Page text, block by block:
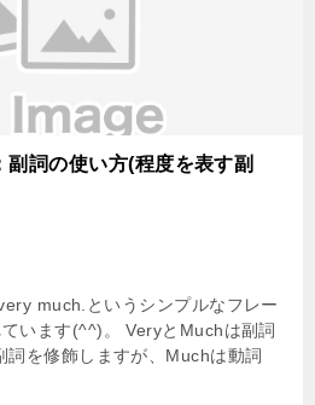
詞の使い方(程度を表す副
much.というシンプルなフレー
います(^^)。 VeryとMuchは副詞
詞を修飾しますが、Muchは動詞